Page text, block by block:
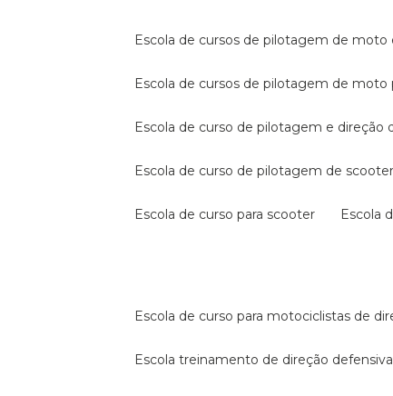
escola de cursos de pilotagem de
escola de cursos de pilotagem de moto
escola de curso de pilotagem e direção
escola de curso de pilotagem de
escola de curso para scooter
escola de curso para motociclistas de
escola treinamento de direção